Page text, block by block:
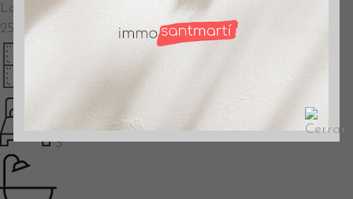
La Verneda
Barcelona
255.000
€
3